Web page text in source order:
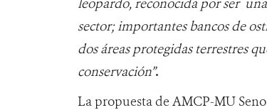
sector; importantes bancos de
dos áreas protegidas terrestres
conservación”.
La propuesta de AMCP-MU